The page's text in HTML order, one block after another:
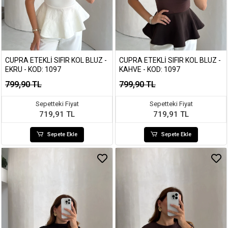
CUPRA ETEKLI SIFIR KOL BLUZ -
EKRU - KOD: 1097
799,90 TL
Sepetteki Fiyat
719,91 TL
Sepete Ekle
CUPRA ETEKLI SIFIR KOL BLUZ -
KAHVE - KOD: 1097
799,90 TL
Sepetteki Fiyat
719,91 TL
Sepete Ekle